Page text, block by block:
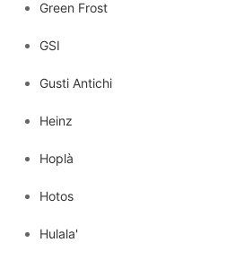
Green Frost
GSI
Gusti Antichi
Heinz
Hoplà
Hotos
Hulala'